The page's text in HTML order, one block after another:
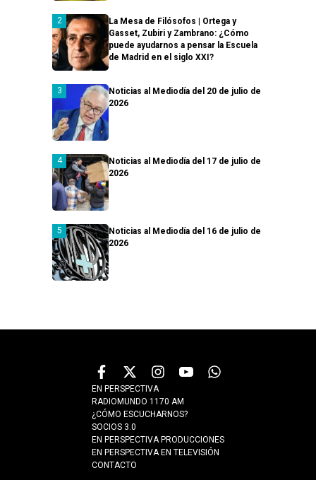
La Mesa de Filósofos | Ortega y
Gasset, Zubiri y Zambrano: ¿Cómo
puede ayudarnos a pensar la Escuela
de Madrid en el siglo XXI?
Noticias al Mediodía del 20 de julio de
2026
Noticias al Mediodía del 17 de julio de
2026
Noticias al Mediodía del 16 de julio de
2026
EN PERSPECTIVA
RADIOMUNDO 1170 AM
¿CÓMO ESCUCHARNOS?
SOCIOS 3.0
EN PERSPECTIVA PRODUCCIONES
EN PERSPECTIVA EN TELEVISIÓN
CONTACTO